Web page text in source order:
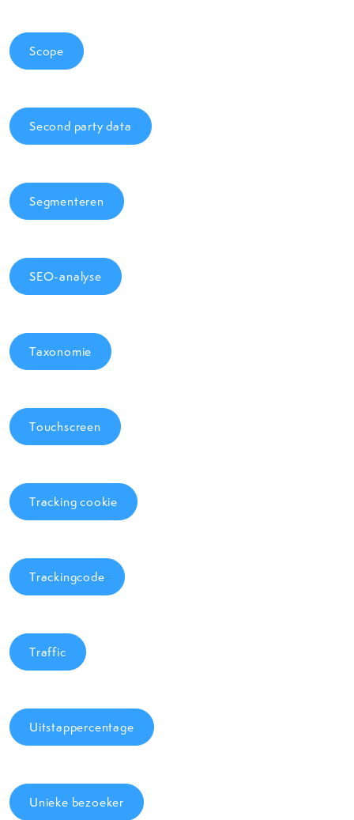
Scope
Second party data
Segmenteren
SEO-analyse
Taxonomie
Touchscreen
Tracking cookie
Trackingcode
Traffic
Uitstappercentage
Unieke bezoeker